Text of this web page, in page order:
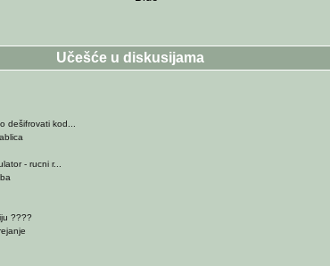
Učešće u diskusijama
dešifrovati kod...
- rucni r...
????